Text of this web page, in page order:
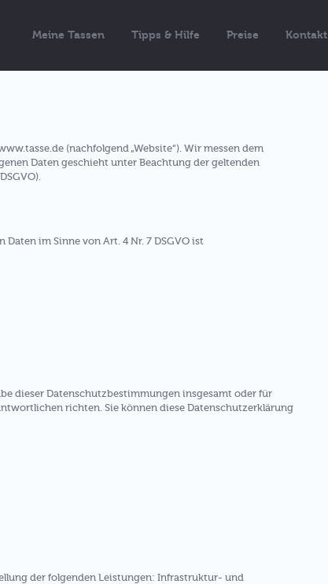
Meine Tassen Tipps & Hilfe Preise Kontakt
(nachfolgend „Website“). Wir messen dem
Daten geschieht unter Beachtung der geltenden
im Sinne von Art. 4 Nr. 7 DSGVO ist
dieser Datenschutzbestimmungen insgesamt oder für
richten. Sie können diese Datenschutzerklärung
der folgenden Leistungen: Infrastruktur- und